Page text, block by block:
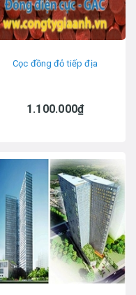
Cọc đồng đỏ tiếp địa
1.100.000₫